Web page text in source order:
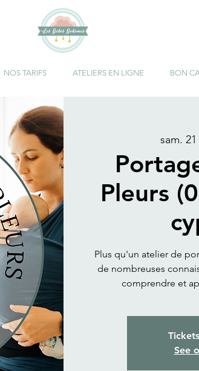
NOS TARIFS ATELIERS EN LIGNE BON
sam.
Pleurs
Plus qu'un atelier de
de nombreuses
comprendre et
See